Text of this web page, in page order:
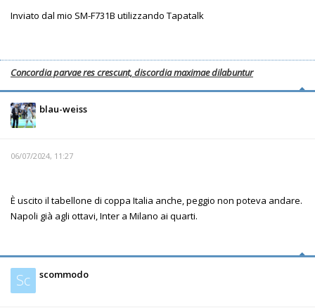
Inviato dal mio SM-F731B utilizzando Tapatalk
Concordia parvae res crescunt, discordia maximae dilabuntur
blau-weiss
06/07/2024, 11:27
È uscito il tabellone di coppa Italia anche, peggio non poteva andare.
Napoli già agli ottavi, Inter a Milano ai quarti.
Sc scommodo